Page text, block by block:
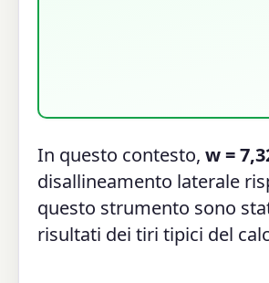
In questo contesto, w =
disallineamento laterale
questo strumento sono
risultati dei tiri tipici del